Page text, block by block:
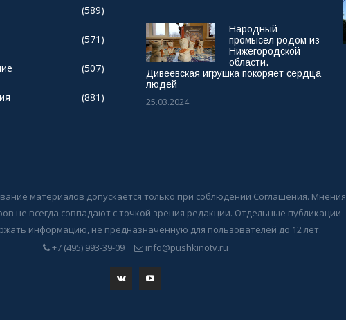
(589)
(571)
(507)
(881)
Народный
промысел родом из
Нижегородской
области.
Дивеевская игрушка покоряет сердца
людей
25.03.2024
материалов допускается только при соблюдении Соглашения. Мнения
не всегда совпадают с точкой зрения редакции. Отдельные публикации
информацию, не предназначенную для пользователей до 12 лет.
+7 (495) 993-39-09
info@pushkinotv.ru